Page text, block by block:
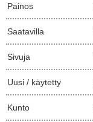
Painos
Saatavilla
Sivuja
Uusi / käytetty
Kunto